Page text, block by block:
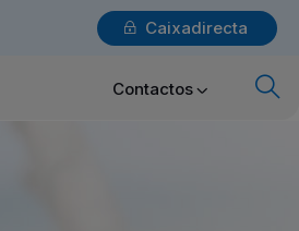
Caixadirecta
Login
x
Contactos